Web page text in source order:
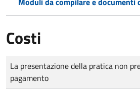
Costi
Tipo di pagamento
Importo
La presentazione della pratica non
pagamento